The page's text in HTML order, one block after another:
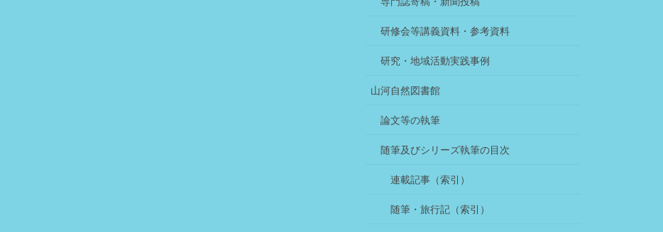
研修会等講義資料・参考資料
研究・地域活動実践事例
山河自然図書館
論文等の執筆
随筆及びシリーズ執筆の目次
連載記事（索引）
随筆・旅行記（索引）